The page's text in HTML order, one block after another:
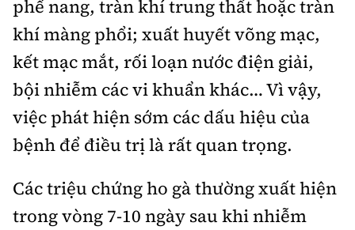
phế nang, tràn khí trung thất hoặc tràn
khí màng phổi; xuất huyết võng mạc,
kết mạc mắt, rối loạn nước điện giải,
bội nhiễm các vi khuẩn khác… Vì vậy,
việc phát hiện sớm các dấu hiệu của
bệnh để điều trị là rất quan trọng.
Các triệu chứng ho gà thường xuất hiện
trong vòng 7-10 ngày sau khi nhiễm